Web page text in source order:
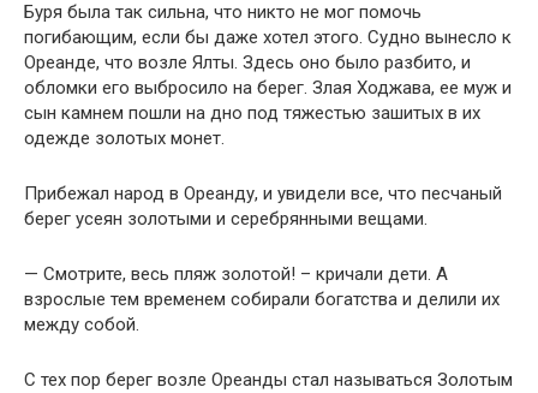
Буря была так сильна, что никто не мог помочь
погибающим, если бы даже хотел этого. Судно вынесло к
Ореанде, что возле Ялты. Здесь оно было разбито, и
обломки его выбросило на берег. Злая Ходжава, ее муж и
сын камнем пошли на дно под тяжестью зашитых в их
одежде золотых монет.
Прибежал народ в Ореанду, и увидели все, что песчаный
берег усеян золотыми и серебрянными вещами.
— Смотрите, весь пляж золотой! – кричали дети. А
взрослые тем временем собирали богатства и делили их
между собой.
С тех пор берег возле Ореанды стал называться Золотым